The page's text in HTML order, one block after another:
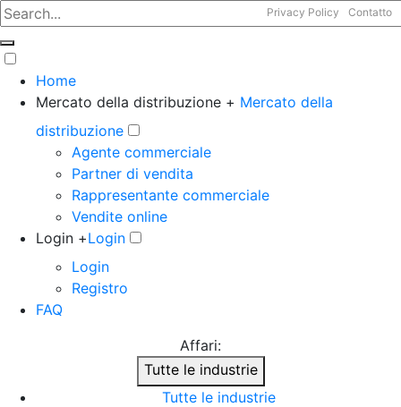
Privacy Policy Contatto
Home
Mercato della distribuzione + Mercato della
distribuzione
Agente commerciale
Partner di vendita
Rappresentante commerciale
Vendite online
Login +Login
Login
Registro
FAQ
Affari:
Tutte le industrie
Tutte le industrie